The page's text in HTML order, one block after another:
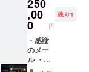
きま
す。ま
た、交
通費は
自己負
担とな
りま
内にて2
回の開
催を予
定して
おりま
す。詳
細につ
250
,00
0 円
残り1
・感謝
のメー
ル ・活
動報告